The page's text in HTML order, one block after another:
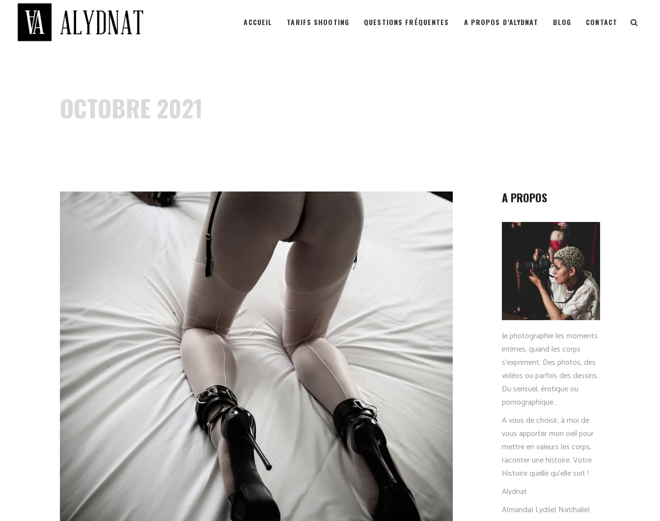
ACCUEIL TARIFS SHOOTING QUESTIONS FRÉQUENTES A PROPOS D’ALYDNAT BLOG CONTACT
OCTOBRE 2021
A PROPOS
Je photographie les moments
intimes, quand les corps
s’expriment. Des photos, des
vidéos ou parfois des dessins.
Du sensuel, érotique ou
pornographique…
A vous de choisir, à moi de
vous apporter mon oeil pour
mettre en valeurs les corps,
raconter une histoire. Votre
Histoire quelle qu’elle soit !
Alydnat
A(manda) Lyd(ie) Nat(halie)